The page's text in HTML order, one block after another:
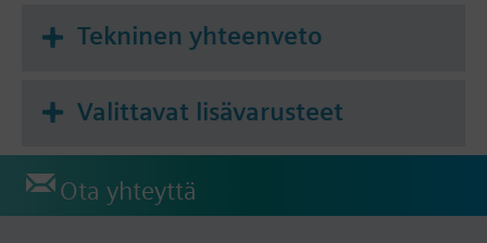
Tekninen yhteenveto
Valittavat lisävarusteet
Ota yhteyttä